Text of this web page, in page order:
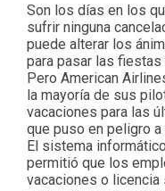
Son los días en los
sufrir ninguna
puede alterar los
para pasar las
Pero American
la mayoría de sus
vacaciones para las
que puso en peligro
El sistema
permitió que los
vacaciones o